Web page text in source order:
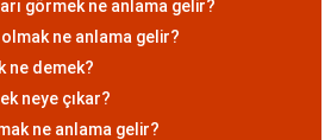
görmek ne anlama gelir?
ne anlama gelir?
ne demek?
neye çıkar?
ne anlama gelir?